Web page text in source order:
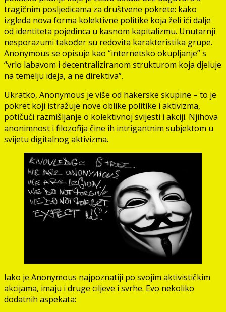
tragičnim posljedicama za društvene pokrete: kako
izgleda nova forma kolektivne politike koja želi ići dalje
od identiteta pojedinca u kasnom kapitalizmu. Unutarnji
nesporazumi također su redovita karakteristika grupe.
Anonymous se opisuje kao “internetsko okupljanje” s
“vrlo labavom i decentraliziranom strukturom koja djeluje
na temelju ideja, a ne direktiva”.
Ukratko, Anonymous je više od hakerske skupine – to je
pokret koji istražuje nove oblike politike i aktivizma,
potičući razmišljanje o kolektivnoj svijesti i akciji. Njihova
anonimnost i filozofija čine ih intrigantnim subjektom u
svijetu digitalnog aktivizma.
Iako je Anonymous najpoznatiji po svojim aktivističkim
akcijama, imaju i druge ciljeve i svrhe. Evo nekoliko
dodatnih aspekata: